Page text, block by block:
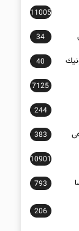
11005
34
40
7125
244
383
10901
793
206